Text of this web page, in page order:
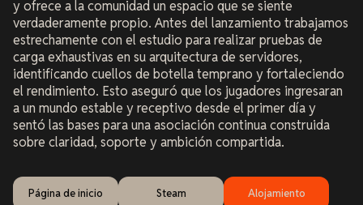
y ofrece a la comunidad un espacio que se siente
verdaderamente propio. Antes del lanzamiento trabajamos
estrechamente con el estudio para realizar pruebas de
carga exhaustivas en su arquitectura de servidores,
identificando cuellos de botella temprano y fortaleciendo
el rendimiento. Esto aseguró que los jugadores ingresaran
a un mundo estable y receptivo desde el primer día y
sentó las bases para una asociación continua construida
sobre claridad, soporte y ambición compartida.
Página de inicio Steam Alojamiento